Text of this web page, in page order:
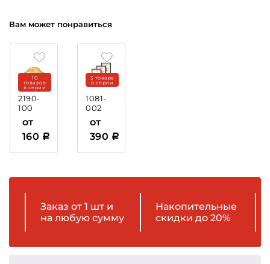
Вам может понравиться
2190-
100
10
товаров
в серии
от
160
1081-
002
пластиковая
3 товара
в серии
от
390
Заказ от 1 шт и
на любую сумму
Накопительные
скидки до 20%